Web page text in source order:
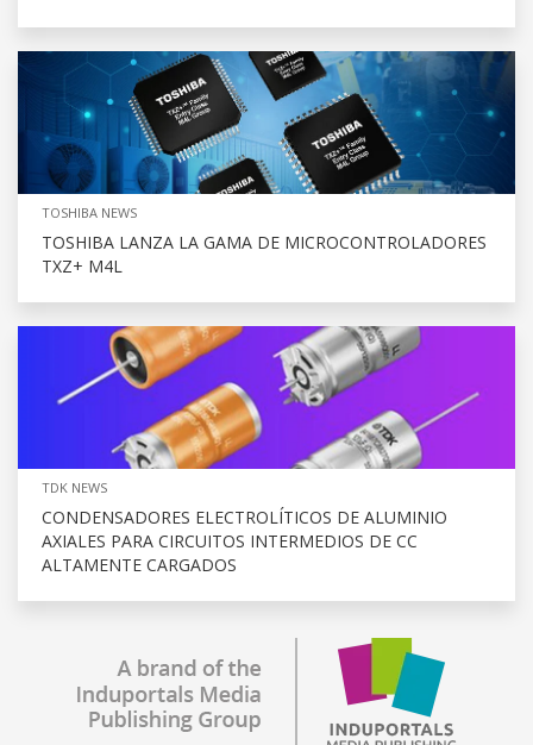
TOSHIBA NEWS
TOSHIBA LANZA LA GAMA DE MICROCONTROLADORES
TXZ+ M4L
TDK NEWS
CONDENSADORES ELECTROLÍTICOS DE ALUMINIO
AXIALES PARA CIRCUITOS INTERMEDIOS DE CC
ALTAMENTE CARGADOS